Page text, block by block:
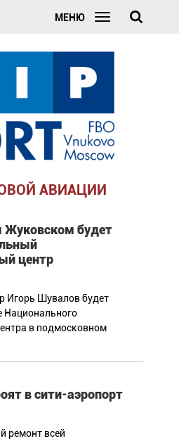
МЕНЮ
АВИАЦИИ
Жуковском будет
центр
Игорь Шувалов будет
Национального
в подмосковном
в сити-аэропорт
ремонт всей